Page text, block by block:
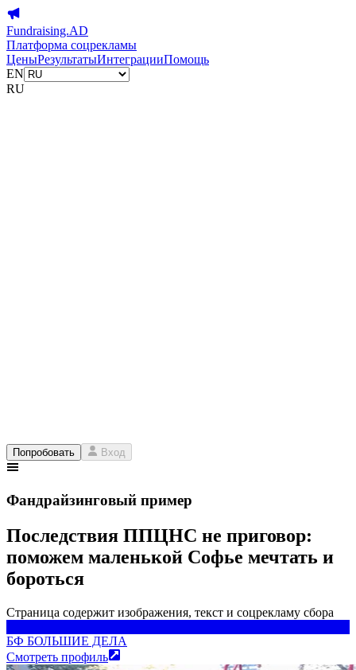
Fundraising.AD
Платформа соцрекламы
ЦеныРезультатыИнтеграцииПомощь
EN
RU
Попробовать Вход
Фандрайзинговый пример
Последствия ППЦНС не приговор:
поможем маленькой Софье мечтать и
бороться
Страница содержит изображения, текст и соцрекламу сбора
БФ БОЛЬШИЕ ДЕЛА
Смотреть профиль